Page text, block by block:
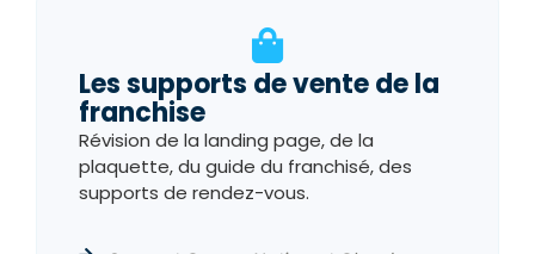
Les supports de vente de la
franchise
Révision de la landing page, de la
plaquette, du guide du franchisé, des
supports de rendez-vous.